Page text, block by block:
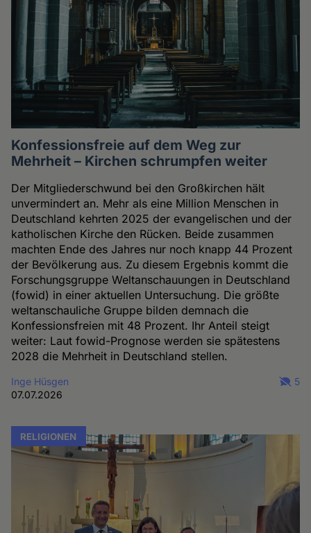
Konfessionsfreie auf dem Weg zur
Mehrheit – Kirchen schrumpfen weiter
Der Mitgliederschwund bei den Großkirchen hält
unvermindert an. Mehr als eine Million Menschen in
Deutschland kehrten 2025 der evangelischen und der
katholischen Kirche den Rücken. Beide zusammen
machten Ende des Jahres nur noch knapp 44 Prozent
der Bevölkerung aus. Zu diesem Ergebnis kommt die
Forschungsgruppe Weltanschauungen in Deutschland
(fowid) in einer aktuellen Untersuchung. Die größte
weltanschauliche Gruppe bilden demnach die
Konfessionsfreien mit 48 Prozent. Ihr Anteil steigt
weiter: Laut fowid-Prognose werden sie spätestens
2028 die Mehrheit in Deutschland stellen.
Inge Hüsgen
07.07.2026
5
RELIGIONEN